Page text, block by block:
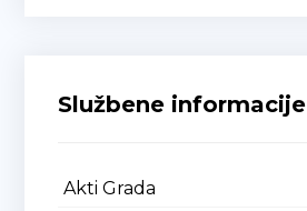
Službene informacije
Akti Grada